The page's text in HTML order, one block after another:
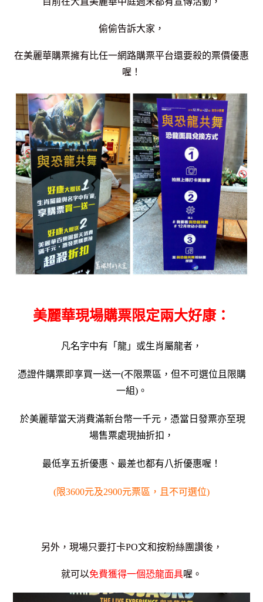
偷偷告訴大家，
在美麗華購票擁有比任一網路購票平台還要殺的票價優惠
喔！
美麗華現場購票限定兩大好康：
凡名字中有「龍」或生肖屬龍者，
憑證件購票即享買一送一(不限票區，但不可選位且限購
一組)。
於美麗華當天消費滿新台幣一千元， 憑當日發票亦至現
場售票處現抽折扣，
最低享五折優惠、最差也都有八折優惠喔！
(限3600元及2900元票區，且不可選位)
另外，現場只要打卡PO文和按粉絲團讚後，
就可以免費獲得一個恐龍面具喔。